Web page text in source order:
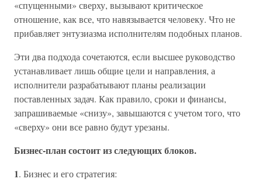
«спущенными» сверху, вызывают критическое
отношение, как все, что навязывается человеку. Что не
прибавляет энтузиазма исполнителям подобных планов.
Эти два подхода сочетаются, если высшее руководство
устанавливает лишь общие цели и направления, а
исполнители разрабатывают планы реализации
поставленных задач. Как правило, сроки и финансы,
запрашиваемые «снизу», завышаются с учетом того, что
«сверху» они все равно будут урезаны.
Бизнес-план состоит из следующих блоков.
1. Бизнес и его стратегия: